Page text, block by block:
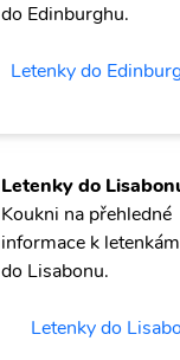
do Edinburghu.
Letenky do
Letenky do
Koukni na přehledné
informace k letenkám
do Lisabonu.
Letenky do